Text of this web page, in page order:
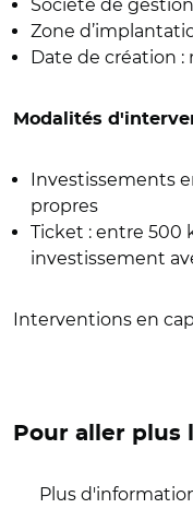
Société de
Zone
Date de création :
Modalités
Investissements
propres
Ticket : entre 500
investissement
Interventions en
Pour aller plus
Plus